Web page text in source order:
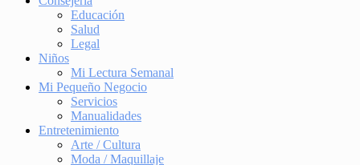
Educación
Salud
Legal
Niños
Mi Lectura Semanal
Mi Pequeño Negocio
Servicios
Manualidades
Entretenimiento
Arte / Cultura
Moda / Maquillaje